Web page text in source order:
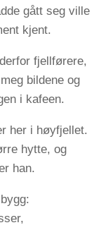
gått seg ville
kjent.
fjellførere,
bildene og
i kafeen.
her i høyfjellet.
hytte, og
han.